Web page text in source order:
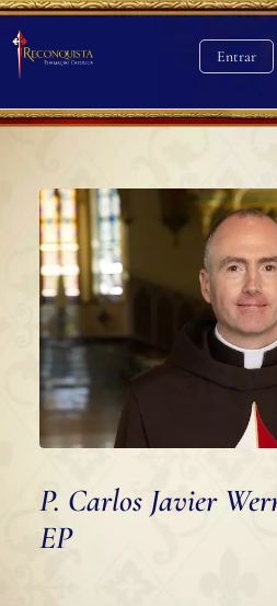
Entrar
P. Carlos Javier
EP